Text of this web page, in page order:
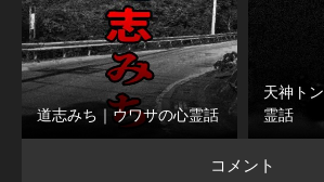
道志みち｜ウワサの心霊話
天神ト
霊話
コメント